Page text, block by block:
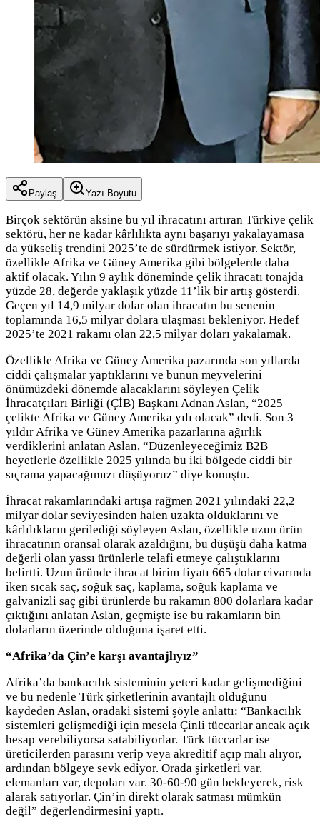
Paylaş Yazı Boyutu
Birçok sektörün aksine bu yıl ihracatını artıran Türkiye çelik
sektörü, her ne kadar kârlılıkta aynı başarıyı yakalayamasa
da yükseliş trendini 2025’te de sürdürmek istiyor. Sektör,
özellikle Afrika ve Güney Amerika gibi bölgelerde daha
aktif olacak. Yılın 9 aylık döneminde çelik ihracatı tonajda
yüzde 28, değerde yaklaşık yüzde 11’lik bir artış gösterdi.
Geçen yıl 14,9 milyar dolar olan ihracatın bu senenin
toplamında 16,5 milyar dolara ulaşması bekleniyor. Hedef
2025’te 2021 rakamı olan 22,5 milyar doları yakalamak.
Özellikle Afrika ve Güney Amerika pazarında son yıllarda
ciddi çalışmalar yaptıklarını ve bunun meyvelerini
önümüzdeki dönemde alacaklarını söyleyen Çelik
İhracatçıları Birliği (ÇİB) Başkanı Adnan Aslan, “2025
çelikte Afrika ve Güney Amerika yılı olacak” dedi. Son 3
yıldır Afrika ve Güney Amerika pazarlarına ağırlık
verdiklerini anlatan Aslan, “Düzenleyeceğimiz B2B
heyetlerle özellikle 2025 yılında bu iki bölgede ciddi bir
sıçrama yapacağımızı düşüyoruz” diye konuştu.
İhracat rakamlarındaki artışa rağmen 2021 yılındaki 22,2
milyar dolar seviyesinden halen uzakta olduklarını ve
kârlılıkların gerilediği söyleyen Aslan, özellikle uzun ürün
ihracatının oransal olarak azaldığını, bu düşüşü daha katma
değerli olan yassı ürünlerle telafi etmeye çalıştıklarını
belirtti. Uzun üründe ihracat birim fiyatı 665 dolar civarında
iken sıcak saç, soğuk saç, kaplama, soğuk kaplama ve
galvanizli saç gibi ürünlerde bu rakamın 800 dolarlara kadar
çıktığını anlatan Aslan, geçmişte ise bu rakamların bin
dolarların üzerinde olduğuna işaret etti.
“Afrika’da Çin’e karşı avantajlıyız”
Afrika’da bankacılık sisteminin yeteri kadar gelişmediğini
ve bu nedenle Türk şirketlerinin avantajlı olduğunu
kaydeden Aslan, oradaki sistemi şöyle anlattı: “Bankacılık
sistemleri gelişmediği için mesela Çinli tüccarlar ancak açık
hesap verebiliyorsa satabiliyorlar. Türk tüccarlar ise
üreticilerden parasını verip veya akreditif açıp malı alıyor,
ardından bölgeye sevk ediyor. Orada şirketleri var,
elemanları var, depoları var. 30-60-90 gün bekleyerek, risk
alarak satıyorlar. Çin’in direkt olarak satması mümkün
değil” değerlendirmesini yaptı.